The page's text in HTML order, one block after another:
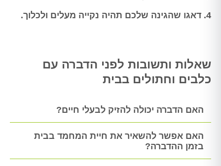
4. דאגו שהגינה שלכם תהיה נקייה מעלים ולכלוך.
שאלות ותשובות לפני הדברה עם
כלבים וחתולים בבית
האם הדברה יכולה להזיק לבעלי חיים?
האם אפשר להשאיר את חיית המחמד בבית
בזמן ההדברה?